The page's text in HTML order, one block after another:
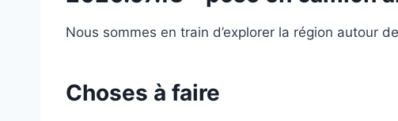
Nous sommes en train d’explorer la région autour
Choses à faire